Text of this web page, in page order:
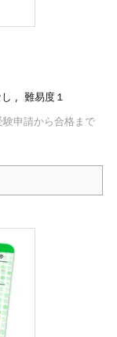
, 難易度１
申請から合格まで